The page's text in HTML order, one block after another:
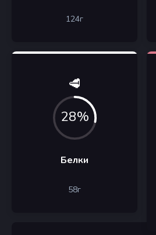
124г
🥩
28%
Белки
58г